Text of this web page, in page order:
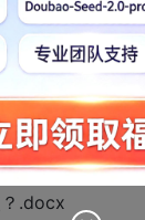
举报
.docx